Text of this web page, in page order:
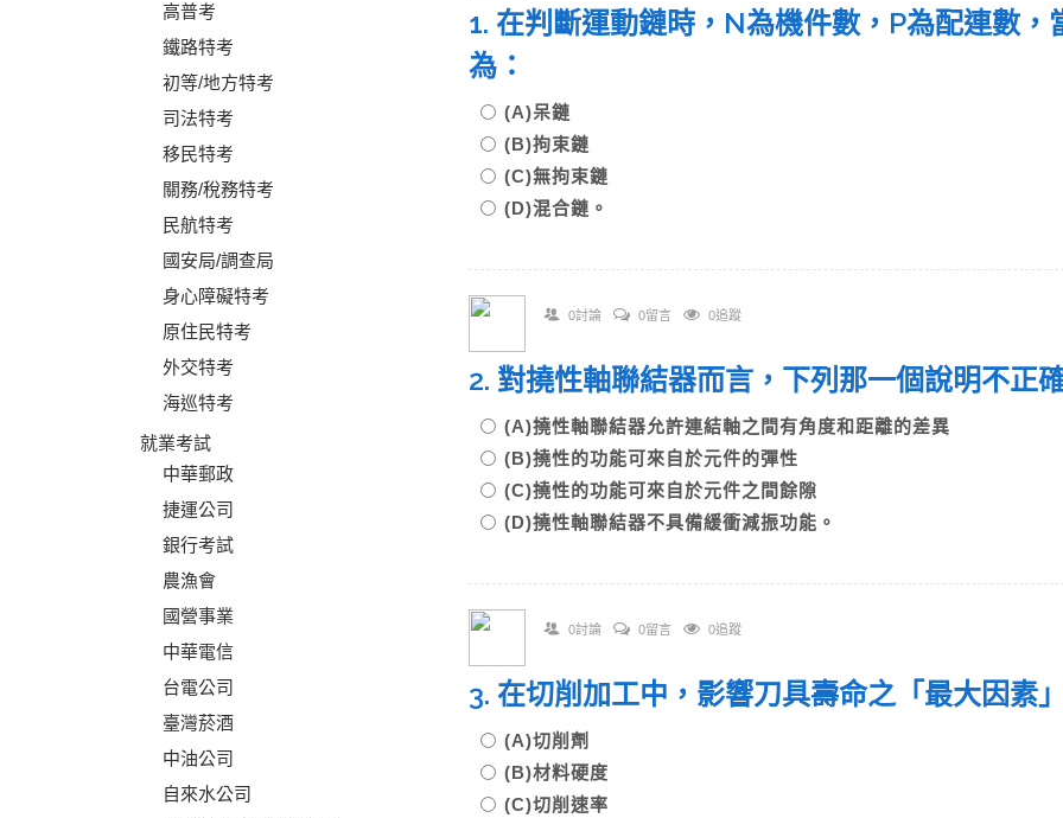
高普考
鐵路特考
初等/地方特考
司法特考
移民特考
關務/稅務特考
民航特考
國安局/調查局
身心障礙特考
原住民特考
外交特考
海巡特考
就業考試
中華郵政
捷運公司
銀行考試
農漁會
國營事業
中華電信
台電公司
臺灣菸酒
中油公司
自來水公司
1. 在判斷運動鏈時，N為機件數，P為配連數，
為：
(A)呆鏈
(B)拘束鏈
(C)無拘束鏈
(D)混合鏈。
0討論 0留言 0追蹤
2. 對撓性軸聯結器而言，下列那一個說明不正
(A)撓性軸聯結器允許連結軸之間有角度和距離的差異
(B)撓性的功能可來自於元件的彈性
(C)撓性的功能可來自於元件之間餘隙
(D)撓性軸聯結器不具備緩衝減振功能。
0討論 0留言 0追蹤
3. 在切削加工中，影響刀具壽命之「最大因素
(A)切削劑
(B)材料硬度
(C)切削速率